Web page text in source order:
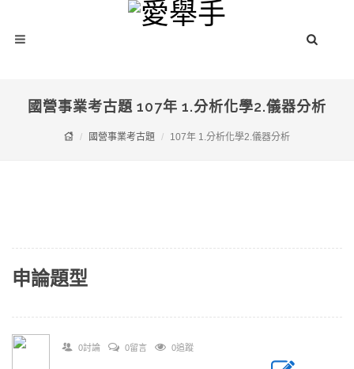
國營事業考古題 107年 1.分析化學2.儀器分析
國營事業考古題 107年 1.分析化學2.儀器分析
申論題型
0討論 0留言 0追蹤